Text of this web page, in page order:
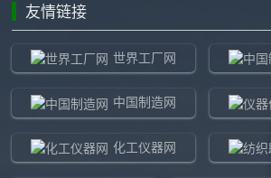
友情链接
世界工厂网
中国制造网
化工仪器网